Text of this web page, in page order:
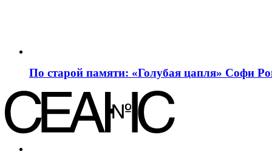
По старой памяти: «Голубая цапля» Софи